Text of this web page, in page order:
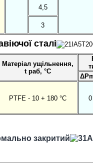
4,5
3
сталі
Матеріал ущільнення,
t раб, °С
PTFE - 10 + 180 °С
0
закритий